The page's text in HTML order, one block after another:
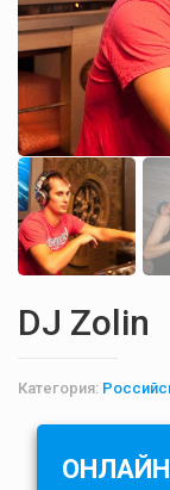
DJ Zolin
Категория:
ОНЛАЙН